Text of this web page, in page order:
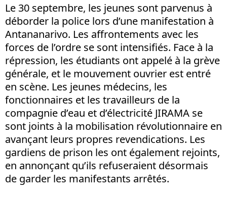
Le 30 septembre, les jeunes sont parvenus à
déborder la police lors d’une manifestation à
Antananarivo. Les affrontements avec les
forces de l’ordre se sont intensifiés. Face à la
répression, les étudiants ont appelé à la grève
générale, et le mouvement ouvrier est entré
en scène. Les jeunes médecins, les
fonctionnaires et les travailleurs de la
compagnie d’eau et d’électricité JIRAMA se
sont joints à la mobilisation révolutionnaire en
avançant leurs propres revendications. Les
gardiens de prison les ont également rejoints,
en annonçant qu’ils refuseraient désormais
de garder les manifestants arrêtés.